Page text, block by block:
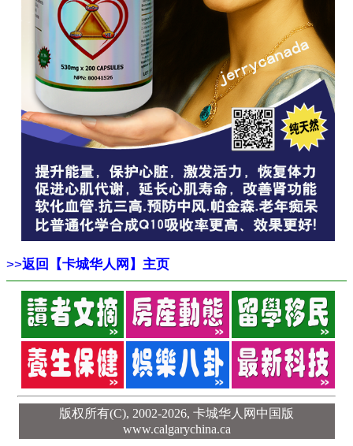
>>返回【卡城华人网】主页
版权所有(C), 2002-2026, 卡城华人网中国版
www.calgarychina.ca